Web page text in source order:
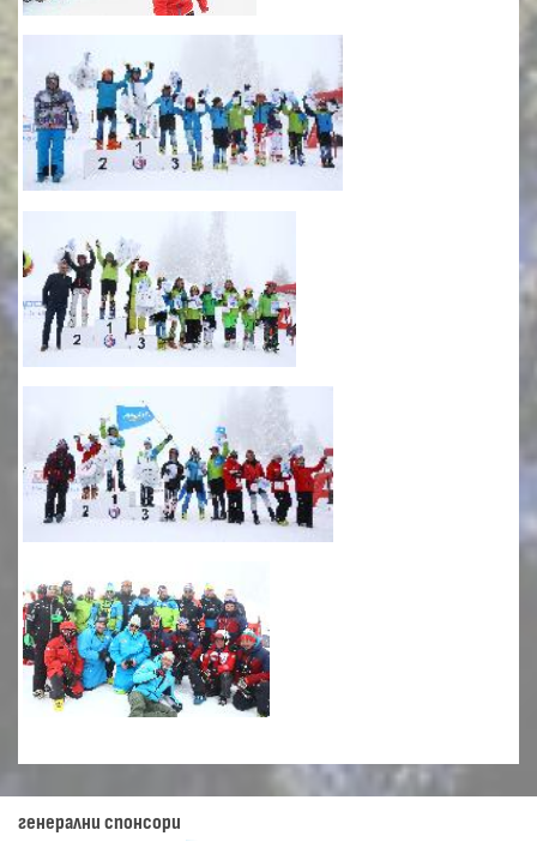
генерални спонсори